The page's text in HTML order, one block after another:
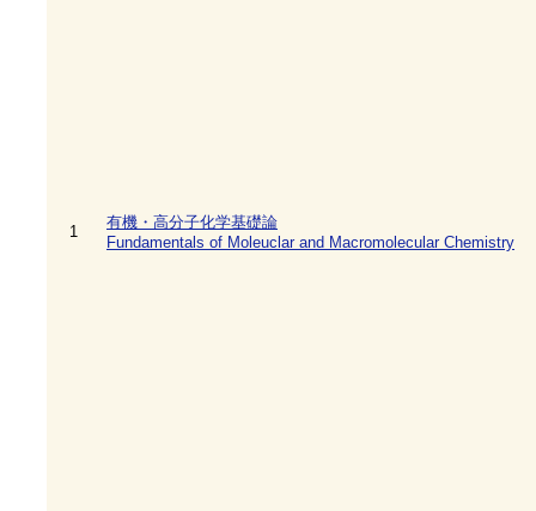
1
有機・高分子化学基礎論
Fundamentals of Moleuclar and Macromolecular Chemistry